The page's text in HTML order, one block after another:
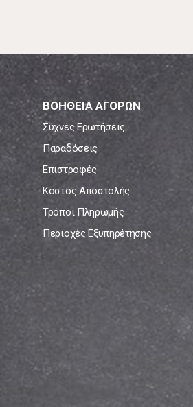
ΒΟΗΘΕΙΑ ΑΓΟΡΩΝ
Συχνές Ερωτήσεις
Παραδόσεις
Επιστροφές
Κόστος Αποστολής
Τρόποι Πληρωμής
Περιοχές Εξυπηρέτησης